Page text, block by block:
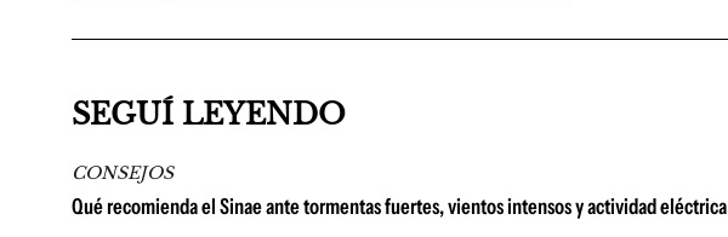
SEGUÍ LEYENDO
CONSEJOS
Qué recomienda el Sinae ante tormentas fuertes, vientos intensos y actividad eléctrica